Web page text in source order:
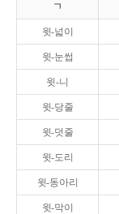
ㄱ
윗-넓이
윗-눈썹
윗-니
윗-당줄
윗-덧줄
윗-도리
윗-동아리
윗-막이